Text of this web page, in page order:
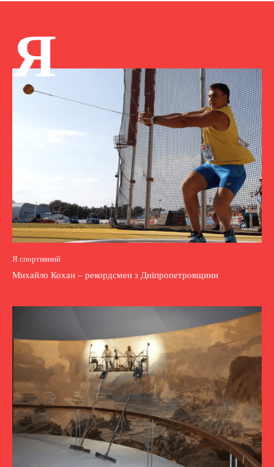
Я
Я спортивний
Михайло Кохан – рекордсмен з Дніпропетровщини